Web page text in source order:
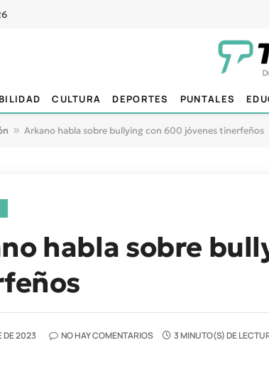
CULTURA DEPORTES PUNTALES
» Arkano habla sobre bullying con 600 jóvenes tinerfeños
habla sobre
DE 2023 NO HAY COMENTARIOS 3 MINUTO(S) DE